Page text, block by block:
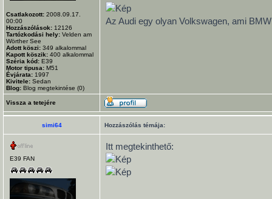
Csatlakozott: 2008.09.17.
00:00
Hozzászólások: 12126
Tartózkodási hely: Velden am
Wörther See
Adott köszi: 349 alkalommal
Kapott köszik: 400 alkalommal
Széria kód: E39
Motor tipusa: M51
Évjárata: 1997
Kivitele: Sedan
Blog: Blog megtekintése (0)
Az Audi egy olyan Volkswagen, ami
Vissza a tetejére
simi64 Hozzászólás témája:
E39 FAN
Itt megtekinthető: